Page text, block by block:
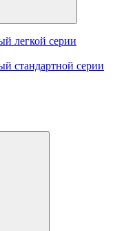
легкой серии
стандартной серии